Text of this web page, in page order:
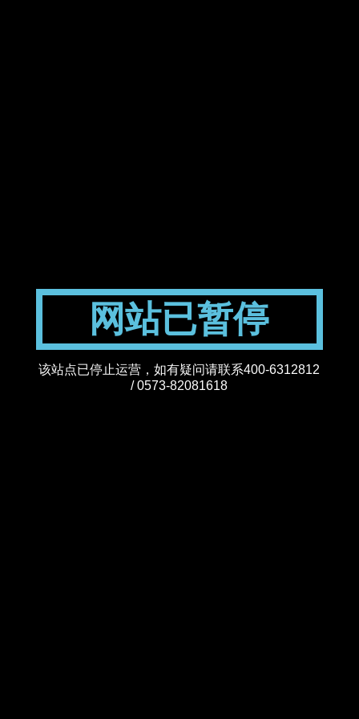
网站已暂停
该站点已停止运营，如有疑问请联系400-6312812
/ 0573-82081618